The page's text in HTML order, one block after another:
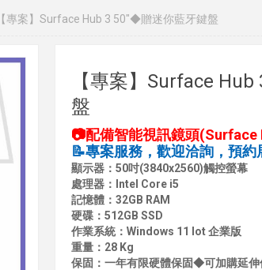
【專案】Surface Hub 3 50"◆贈迷你藍牙鍵盤
【專案】Surface
盤
📷配備智能視訊鏡頭
📝專案服務，歡迎洽詢，預約
顯示器：50吋(3840x2560)觸控螢幕
處理器：Intel Core i5
記憶體：32GB RAM
硬碟：512GB SSD
作業系統：Windows 11 Iot 企業版
重量：28 Kg
保固：一年有限硬體保固◆可加購延伸